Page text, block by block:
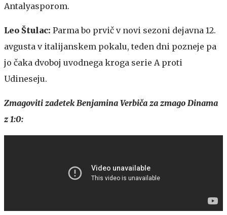
Antalyasporom.
Leo Štulac: Parma bo prvič v novi sezoni dejavna 12.
avgusta v italijanskem pokalu, teden dni pozneje pa
jo čaka dvoboj uvodnega kroga serie A proti
Udineseju.
Zmagoviti zadetek Benjamina Verbiča za zmago Dinama
z 1:0: